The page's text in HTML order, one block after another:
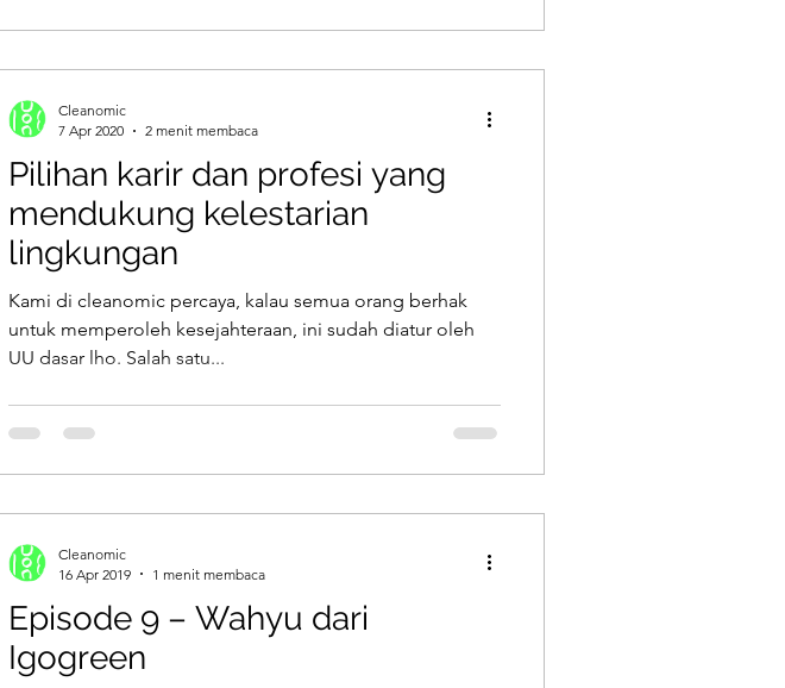
Pilihan karir dan profesi yang
mendukung kelestarian
lingkungan
Kami di cleanomic percaya, kalau semua orang berhak
untuk memperoleh kesejahteraan, ini sudah diatur oleh
UU dasar lho. Salah satu...
Cleanomic
7 Apr 2020
2 menit membaca
Episode 9 – Wahyu dari
Igogreen
Cleanomic
16 Apr 2019
1 menit membaca